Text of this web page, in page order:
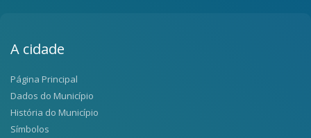
A cidade
Página Principal
Dados do Município
História do Município
Símbolos